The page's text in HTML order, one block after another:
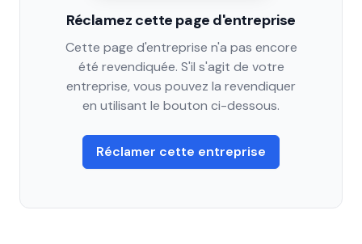
Réclamez cette page d'entreprise
Cette page d'entreprise n'a pas encore
été revendiquée. S'il s'agit de votre
entreprise, vous pouvez la revendiquer
en utilisant le bouton ci-dessous.
Réclamer cette entreprise